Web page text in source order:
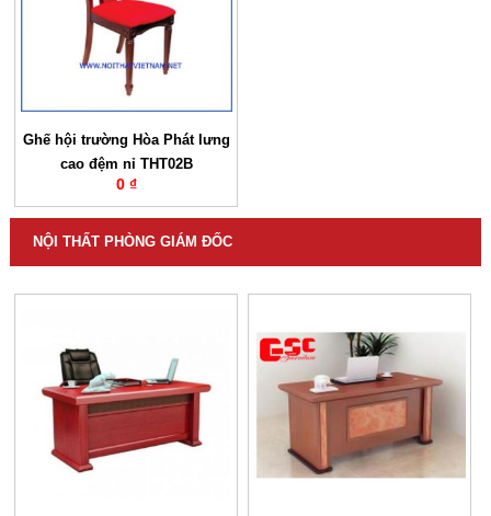
Ghế hội trường Hòa Phát lưng
cao đệm nỉ THT02B
0 ₫
NỘI THẤT PHÒNG GIÁM ĐỐC